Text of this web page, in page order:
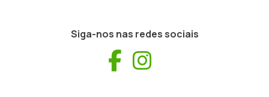
Siga-nos nas redes sociais
Facebook